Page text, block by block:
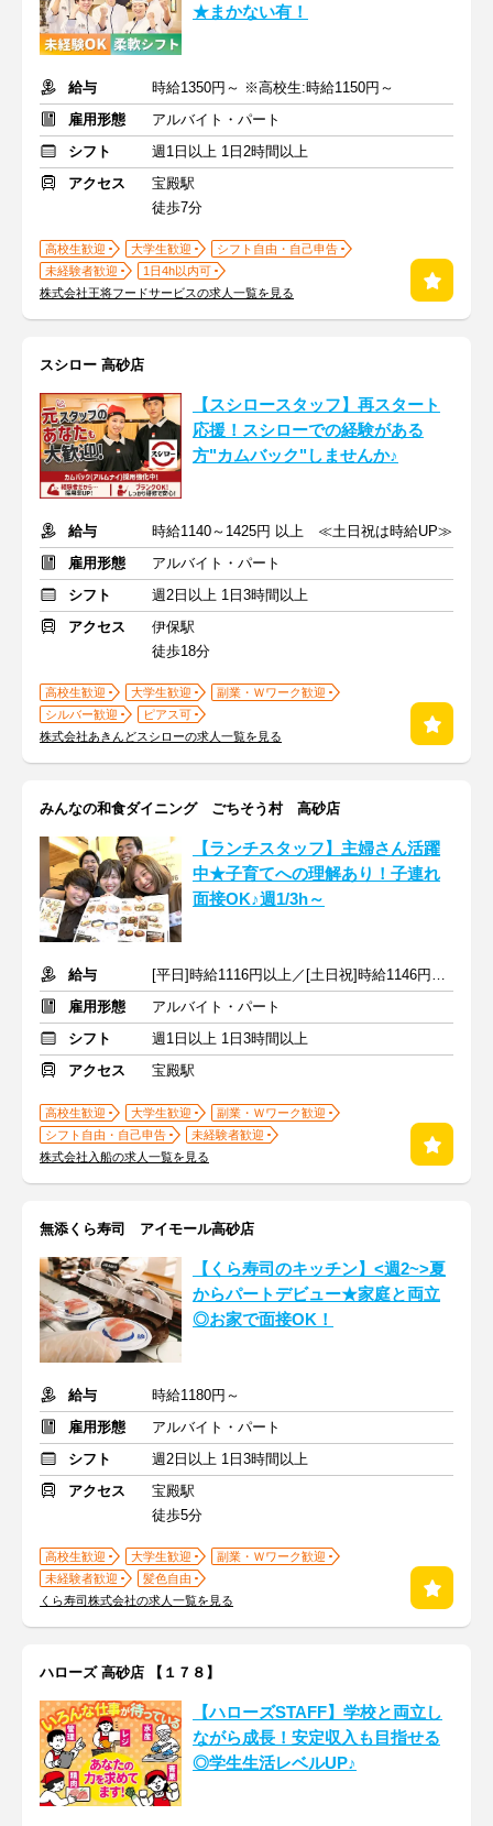
★まかない有！
給与
時給1350円～ ※高校生:時給1150円～
雇用形態
アルバイト・パート
シフト
週1日以上 1日2時間以上
アクセス
宝殿駅
徒歩7分
高校生歓迎 大学生歓迎
シフト自由・自己申告
未経験者歓迎
1日4h以内可
株式会社王将フードサービスの求人一覧を見る
スシロー 高砂店
【スシロースタッフ】再スタート
応援！スシローでの経験がある
方"カムバック"しませんか♪
給与
時給1140～1425円 以上 ≪土日祝は時給UP≫
雇用形態
アルバイト・パート
シフト
週2日以上 1日3時間以上
アクセス
伊保駅
徒歩18分
高校生歓迎 大学生歓迎
副業・Ｗワーク歓迎
シルバー歓迎
ピアス可
株式会社あきんどスシローの求人一覧を見る
みんなの和食ダイニング ごちそう村 高砂店
【ランチスタッフ】主婦さん活躍
中★子育てへの理解あり！子連れ
面接OK♪週1/3h～
給与
[平日]時給1116円以上／[土日祝]時給1146円以上+交通費支給
雇用形態
アルバイト・パート
シフト
週1日以上 1日3時間以上
アクセス
宝殿駅
高校生歓迎 大学生歓迎
副業・Ｗワーク歓迎
シフト自由・自己申告
未経験者歓迎
株式会社入船の求人一覧を見る
無添くら寿司 アイモール高砂店
【くら寿司のキッチン】<週2~>夏
からパートデビュー★家庭と両立
◎お家で面接OK！
給与
時給1180円～
雇用形態
アルバイト・パート
シフト
週2日以上 1日3時間以上
アクセス
宝殿駅
徒歩5分
高校生歓迎 大学生歓迎
副業・Ｗワーク歓迎
未経験者歓迎
髪色自由
くら寿司株式会社の求人一覧を見る
ハローズ 高砂店 【１７８】
【ハローズSTAFF】学校と両立し
ながら成長！安定収入も目指せる
◎学生生活レベルUP♪